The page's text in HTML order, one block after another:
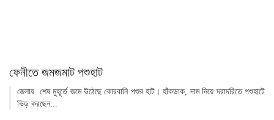
ফেনীতে জমজমাট পশুহাট
জেলায় শেষ মুহূর্তে জমে উঠেছে কোরবানি পশুর হাট। হাঁকডাক, দাম নিয়ে দরাদরিতে পশুহাটে
ভিড় করছেন...